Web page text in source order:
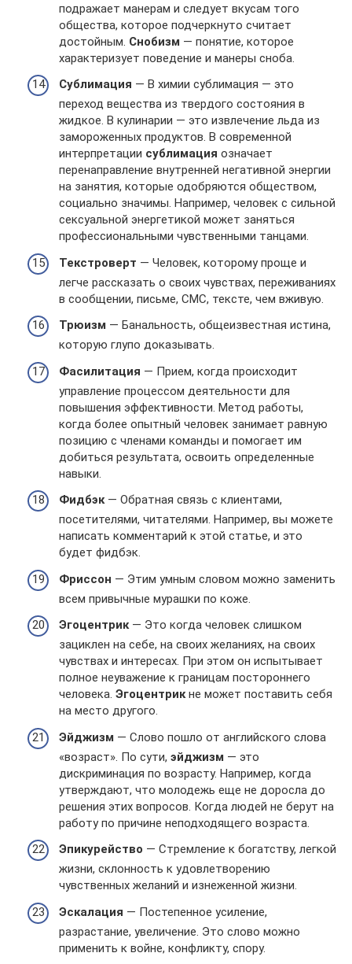
подражает манерам и следует вкусам того
общества, которое подчеркнуто считает
достойным. Снобизм — понятие, которое
характеризует поведение и манеры сноба.
Сублимация — В химии сублимация — это
переход вещества из твердого состояния в
жидкое. В кулинарии — это извлечение льда из
замороженных продуктов. В современной
интерпретации сублимация означает
перенаправление внутренней негативной энергии
на занятия, которые одобряются обществом,
социально значимы. Например, человек с сильной
сексуальной энергетикой может заняться
профессиональными чувственными танцами.
Текстроверт — Человек, которому проще и
легче рассказать о своих чувствах, переживаниях
в сообщении, письме, СМС, тексте, чем вживую.
Трюизм — Банальность, общеизвестная истина,
которую глупо доказывать.
Фасилитация — Прием, когда происходит
управление процессом деятельности для
повышения эффективности. Метод работы,
когда более опытный человек занимает равную
позицию с членами команды и помогает им
добиться результата, освоить определенные
навыки.
Фидбэк— Обратная связь с клиентами,
посетителями, читателями. Например, вы можете
написать комментарий к этой статье, и это
будет фидбэк.
Фриссон — Этим умным словом можно заменить
всем привычные мурашки по коже.
Эгоцентрик— Это когда человек слишком
зациклен на себе, на своих желаниях, на своих
чувствах и интересах. При этом он испытывает
полное неуважение к границам постороннего
человека. Эгоцентрикне может поставить себя
на место другого.
Эйджизм — Слово пошло от английского слова
«возраст». По сути, эйджизм — это
дискриминация по возрасту. Например, когда
утверждают, что молодежь еще не доросла до
решения этих вопросов. Когда людей не берут на
работу по причине неподходящего возраста.
Эпикурейство — Стремление к богатству, легкой
жизни, склонность к удовлетворению
чувственных желаний и изнеженной жизни.
Эскалация — Постепенное усиление,
разрастание, увеличение. Это слово можно
применить к войне, конфликту, спору.